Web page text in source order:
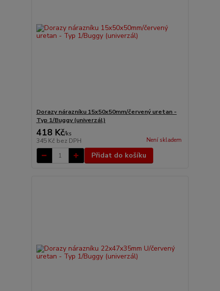
Dorazy nárazníku 15x50x50mm/červený uretan -
Typ 1/Buggy (univerzál)
418 Kč/ks
345 Kč bez DPH Není skladem
Přidat do košíku